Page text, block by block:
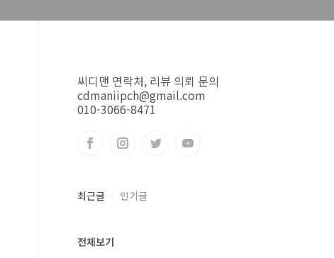
씨디맨 연락처, 리뷰 의뢰 문의
cdmaniipch@gmail.com
010-3066-8471
최근글 인기글
전체보기